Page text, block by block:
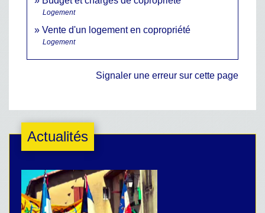
Logement
Vente d'un logement en copropriété
Logement
Signaler une erreur sur cette page
Actualités